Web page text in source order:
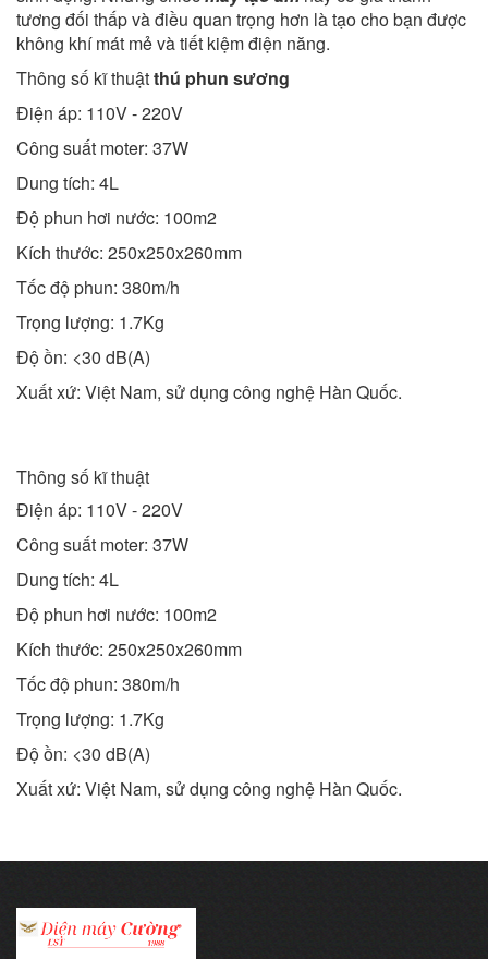
tương đối thấp và điều quan trọng hơn là tạo cho bạn được
không khí mát mẻ và tiết kiệm điện năng.
Thông số kĩ thuậtthú phun sương
Điện áp: 110V - 220V
Công suất moter: 37W
Dung tích: 4L
Độ phun hơi nước: 100m2
Kích thước: 250x250x260mm
Tốc độ phun: 380m/h
Trọng lượng: 1.7Kg
Độ ồn: <30 dB(A)
Xuất xứ: Việt Nam, sử dụng công nghệ Hàn Quốc.
Thông số kĩ thuật
Điện áp: 110V - 220V
Công suất moter: 37W
Dung tích: 4L
Độ phun hơi nước: 100m2
Kích thước: 250x250x260mm
Tốc độ phun: 380m/h
Trọng lượng: 1.7Kg
Độ ồn: <30 dB(A)
Xuất xứ: Việt Nam, sử dụng công nghệ Hàn Quốc.